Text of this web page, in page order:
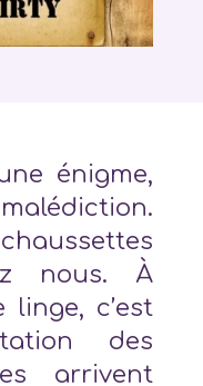
énigme,
nous. À
c’est
des
arrivent